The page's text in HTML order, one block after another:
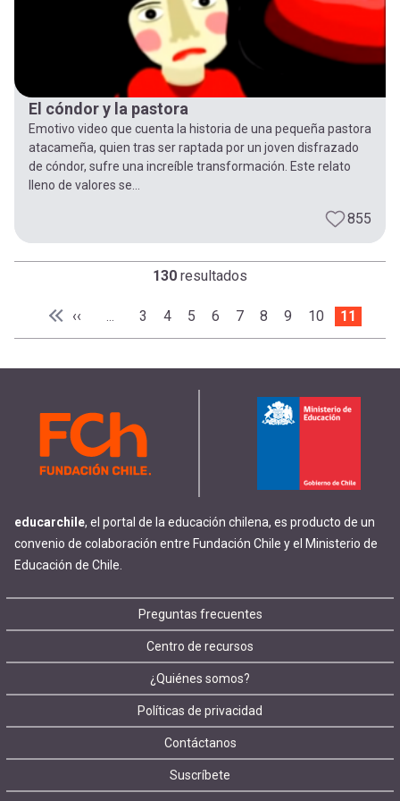
El cóndor y la pastora
Emotivo video que cuenta la historia de una pequeña pastora
atacameña, quien tras ser raptada por un joven disfrazado
de cóndor, sufre una increíble transformación. Este relato
lleno de valores se...
855
130 resultados
Paginación
Primera página
« Primera
Página anterior
‹‹ Page
3 Page
4 Page
5 Page
6 Page
7 Page
8 Page
9 Page
10 Página
11
educarchile, el portal de la educación chilena, es producto de un
convenio de colaboración entre Fundación Chile y el Ministerio de
Educación de Chile.
Footer
menu
Preguntas frecuentes
Centro de recursos
¿Quiénes somos?
Políticas de privacidad
Contáctanos
Suscríbete